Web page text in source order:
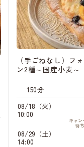
（手ごねなし）フ
ン2種～国産小麦～
150分
08/18（火）
10:00
キャン
待
08/29（土）
14:00